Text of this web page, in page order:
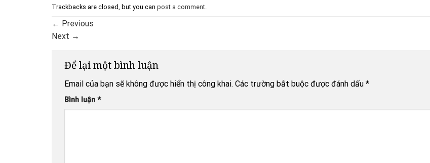
Trackbacks are closed, but you can post a comment
← Previous
Next →
Để lại một bình luận
Email của bạn sẽ không được hiển thị công khai. Các trường bắt buộc được đánh dấu *
Bình luận *